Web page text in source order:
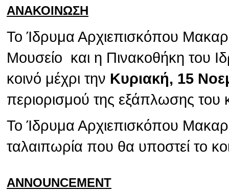
ΑΝΑΚΟΙΝΩΣΗ
Το Ίδρυμα Αρχιεπισκόπου
Μουσείο και η Πινακοθήκη του
κοινό μέχρι την Κυριακή, 15
περιορισμού της εξάπλωσης του
Το Ίδρυμα Αρχιεπισκόπου
ταλαιπωρία που θα υποστεί το
ANNOUNCEMENT